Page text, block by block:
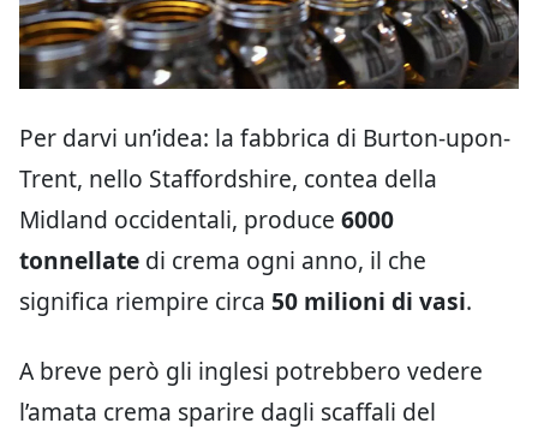
Per darvi un’idea: la fabbrica di Burton-upon-
Trent, nello Staffordshire, contea della
Midland occidentali, produce 6000
tonnellate di crema ogni anno, il che
significa riempire circa 50 milioni di vasi.
A breve però gli inglesi potrebbero vedere
l’amata crema sparire dagli scaffali del